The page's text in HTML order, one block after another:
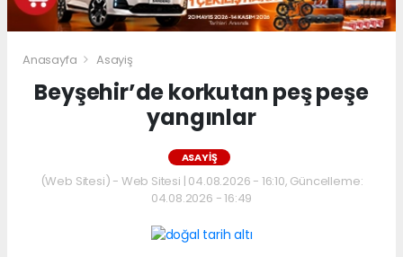
Anasayfa Asayiş
Beyşehir’de korkutan peş peşe
yangınlar
ASAYIŞ
(Web Sitesi) - Web Sitesi | 04.08.2026 - 16:10, Güncelleme:
04.08.2026 - 16:49